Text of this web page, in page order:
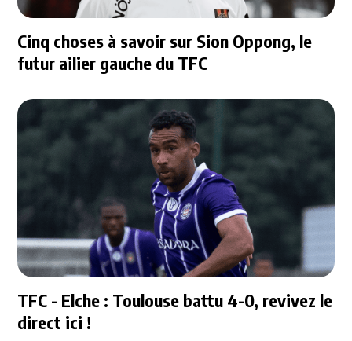
Cinq choses à savoir sur Sion Oppong, le
futur ailier gauche du TFC
TFC - Elche : Toulouse battu 4-0, revivez le
direct ici !